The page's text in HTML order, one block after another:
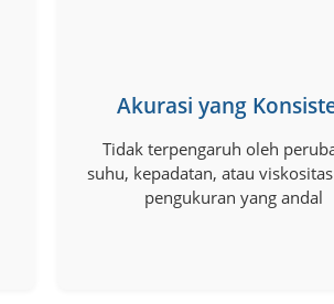
Akurasi yang
Tidak terpengaruh oleh
suhu, kepadatan, atau
pengukuran yang andal